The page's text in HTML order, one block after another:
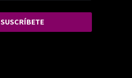
SUSCRÍBETE